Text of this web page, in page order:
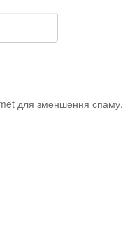
для зменшення спаму.